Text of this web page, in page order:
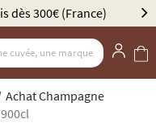
(France)
Achat Champagne